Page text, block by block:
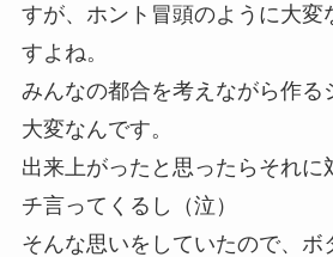
すが、ホント冒頭のように大変
すよね。
みんなの都合を考えながら作る
大変なんです。
出来上がったと思ったらそれに
チ言ってくるし（泣）
そんな思いをしていたので、ボ